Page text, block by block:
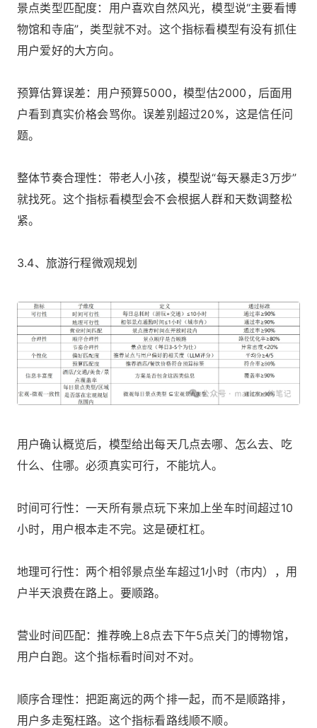
景点类型匹配度：用户喜欢自然风光，模型说“主要看博
物馆和寺庙”，类型就不对。这个指标看模型有没有抓住
用户爱好的大方向。
预算估算误差：用户预算5000，模型估2000，后面用
户看到真实价格会骂你。误差别超过20%，这是信任问
题。
整体节奏合理性：带老人小孩，模型说“每天暴走3万步”
就找死。这个指标看模型会不会根据人群和天数调整松
紧。
3.4、旅游行程微观规划
用户确认概览后，模型给出每天几点去哪、怎么去、吃
什么、住哪。必须真实可行，不能坑人。
时间可行性：一天所有景点玩下来加上坐车时间超过10
小时，用户根本走不完。这是硬杠杠。
地理可行性：两个相邻景点坐车超过1小时（市内），用
户半天浪费在路上。要顺路。
营业时间匹配：推荐晚上8点去下午5点关门的博物馆，
用户白跑。这个指标看时间对不对。
顺序合理性：把距离远的两个排一起，而不是顺路排，
用户多走冤枉路。这个指标看路线顺不顺。